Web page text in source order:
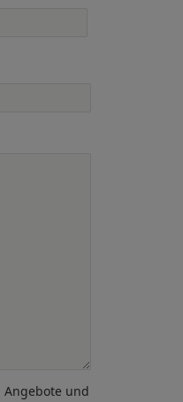
Angebote und